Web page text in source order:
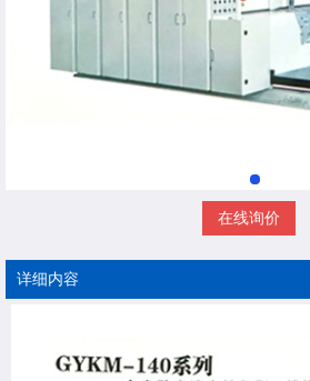
在线询价
详细内容